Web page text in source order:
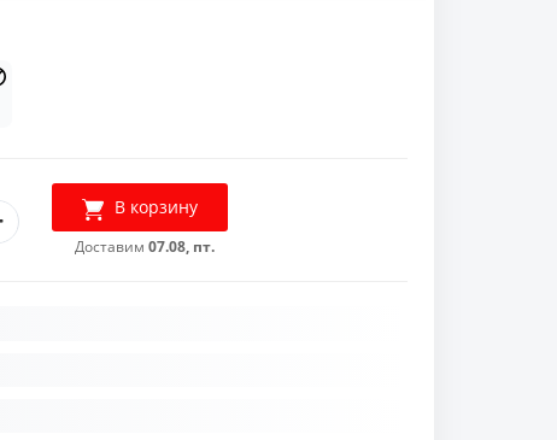
В корзину
Доставим 07.08, пт.